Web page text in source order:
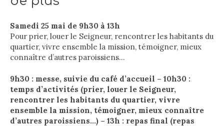
Samedi 25 mai de 9h30 à 13h
Pour prier, louer le Seigneur, rencontrer les habitants du
quartier, vivre ensemble la mission, témoigner, mieux
connaître d’autres paroissiens…
9h30 : messe, suivie du café d’accueil – 10h30 :
temps d’activités (prier, louer le Seigneur,
rencontrer les habitants du quartier, vivre
ensemble la mission, témoigner, mieux connaître
d’autres paroissiens…) – 13h : repas final (repas